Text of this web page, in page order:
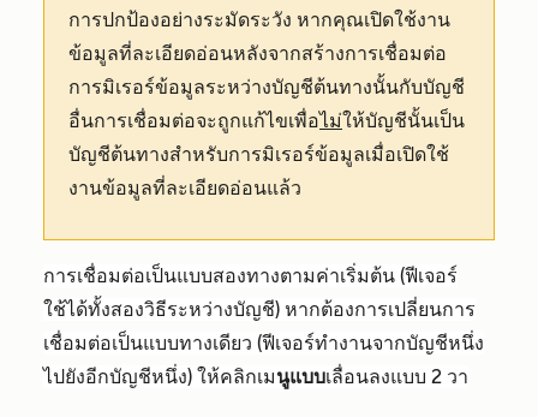
การปกป้องอย่างระมัดระวัง หากคุณเปิดใช้งาน
ข้อมูลที่ละเอียดอ่อนหลังจากสร้างการเชื่อมต่อ
การมิเรอร์ข้อมูลระหว่างบัญชีต้นทางนั้นกับบัญชี
อื่นการเชื่อมต่อจะถูกแก้ไขเพื่อไม่ให้บัญชีนั้นเป็น
บัญชีต้นทางสำหรับการมิเรอร์ข้อมูลเมื่อเปิดใช้
งานข้อมูลที่ละเอียดอ่อนแล้ว
การเชื่อมต่อเป็นแบบสองทางตามค่าเริ่มต้น (ฟีเจอร์
ใช้ได้ทั้งสองวิธีระหว่างบัญชี) หากต้องการเปลี่ยนการ
เชื่อมต่อเป็นแบบทางเดียว (ฟีเจอร์ทำงานจากบัญชีหนึ่ง
ไปยังอีกบัญชีหนึ่ง) ให้คลิกเมนูแบบเลื่อนลงแบบ 2 วา